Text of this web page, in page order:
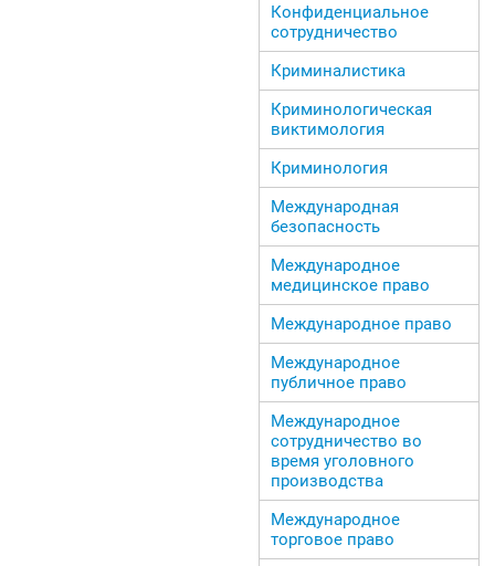
Конфиденциальное
сотрудничество
Криминалистика
Криминологическая
виктимология
Криминология
Международная
безопасность
Международное
медицинское право
Международное право
Международное
публичное право
Международное
сотрудничество во
время уголовного
производства
Международное
торговое право